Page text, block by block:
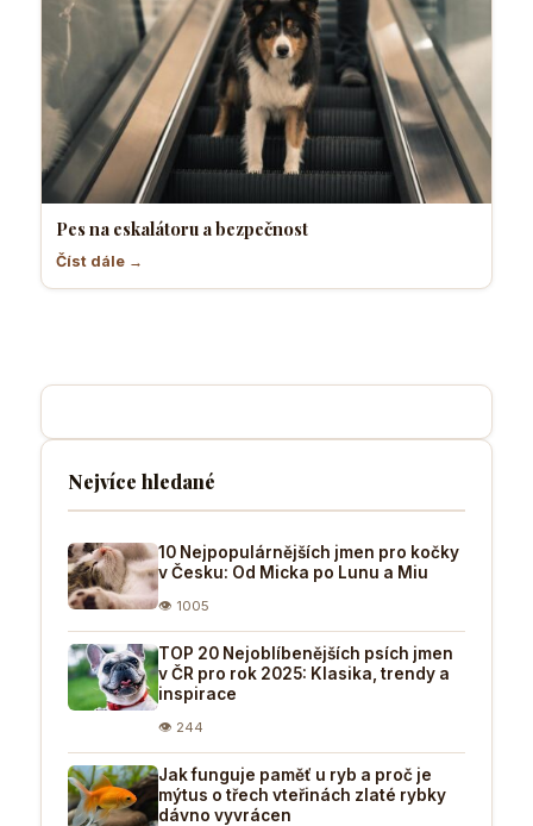
Pes na eskalátoru a bezpečnost
Číst dále →
Nejvíce hledané
10 Nejpopulárnějších jmen pro kočky
v Česku: Od Micka po Lunu a Miu
👁 1005
TOP 20 Nejoblíbenějších psích jmen
v ČR pro rok 2025: Klasika, trendy a
inspirace
👁 244
Jak funguje paměť u ryb a proč je
mýtus o třech vteřinách zlaté rybky
dávno vyvrácen